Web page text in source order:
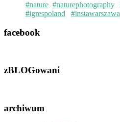
#nature #naturephotography
#igrespoland
#instawarszawa
facebook
zBLOGowani
archiwum